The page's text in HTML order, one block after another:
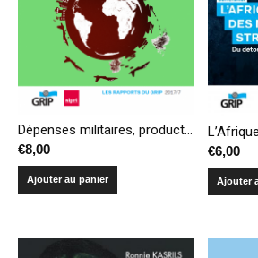
Dépenses militaires, production et transferts d’armes – Compendium 2017
€8,00
Ajouter au panier
€6,00
Ajouter